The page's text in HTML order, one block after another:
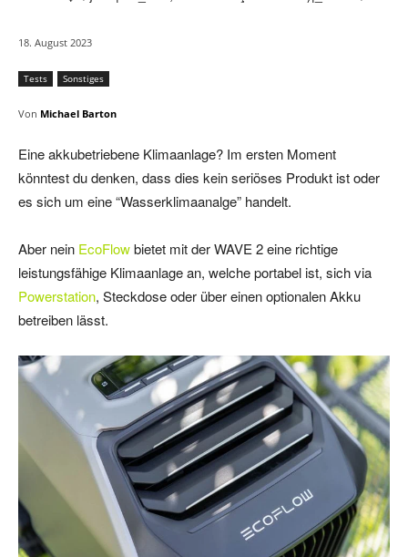
18. August 2023
Tests Sonstiges
Von Michael Barton
Eine akkubetriebene Klimaanlage? Im ersten Moment
könntest du denken, dass dies kein seriöses Produkt ist oder
es sich um eine “Wasserklimaanalge” handelt.
Aber nein EcoFlowbietet mit der WAVE 2 eine richtige
leistungsfähige Klimaanlage an, welche portabel ist, sich via
Powerstation, Steckdose oder über einen optionalen Akku
betreiben lässt.